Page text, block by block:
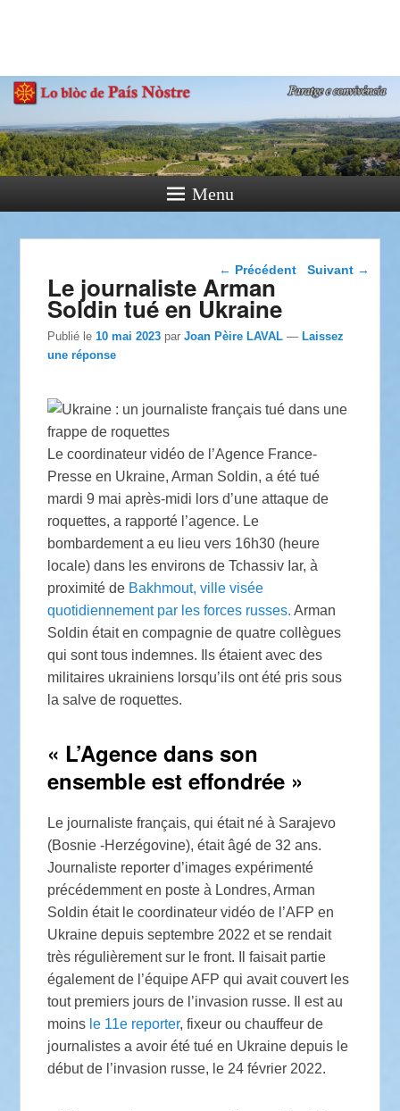
Paratge e Convivència
Menu
Navigation dans les
← Précédent Suivant →
Le journaliste Arman
Soldin tué en Ukraine
Publié le10 mai 2023 parJoan Pèire LAVAL —Laissez
une réponse
Le coordinateur vidéo de l’Agence France-
Presse en Ukraine, Arman Soldin, a été tué
mardi 9 mai après-midi lors d’une attaque de
roquettes, a rapporté l’agence. Le
bombardement a eu lieu vers 16h30 (heure
locale) dans les environs de Tchassiv Iar, à
proximité de Bakhmout, ville visée
quotidiennement par les forces russes.Arman
Soldin était en compagnie de quatre collègues
qui sont tous indemnes. Ils étaient avec des
militaires ukrainiens lorsqu’ils ont été pris sous
la salve de roquettes.
« L’Agence dans son
ensemble est effondrée »
Le journaliste français, qui était né à Sarajevo
(Bosnie -Herzégovine), était âgé de 32 ans.
Journaliste reporter d’images expérimenté
précédemment en poste à Londres, Arman
Soldin était le coordinateur vidéo de l’AFP en
Ukraine depuis septembre 2022 et se rendait
très régulièrement sur le front. Il faisait partie
également de l’équipe AFP qui avait couvert les
tout premiers jours de l’invasion russe. Il est au
moins le 11e reporter, fixeur ou chauffeur de
journalistes a avoir été tué en Ukraine depuis le
début de l’invasion russe, le 24 février 2022.